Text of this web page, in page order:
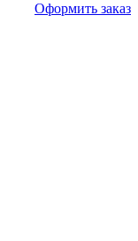
Оформить заказ